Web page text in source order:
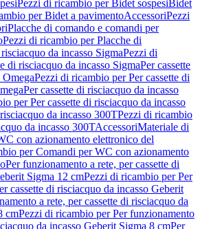
Pezzi di ricambio per Bidet sospesiBidet
per Bidet a pavimentoAccessoriPezzi
Placche di comando e comandi per
Pezzi di ricambio per Placche di
da incasso SigmaPezzi di
di risciacquo da incasso SigmaPer cassette
Pezzi di ricambio per Per cassette di
Per cassette di risciacquo da incasso
per Per cassette di risciacquo da incasso
da incasso 300TPezzi di ricambio
da incasso 300TAccessoriMateriale di
con azionamento elettronico del
per Comandi per WC con azionamento
Per funzionamento a rete, per cassette di
Sigma 12 cmPezzi di ricambio per Per
cassette di risciacquo da incasso Geberit
a rete, per cassette di risciacquo da
cmPezzi di ricambio per Per funzionamento
da incasso Geberit Sigma 8 cmPer